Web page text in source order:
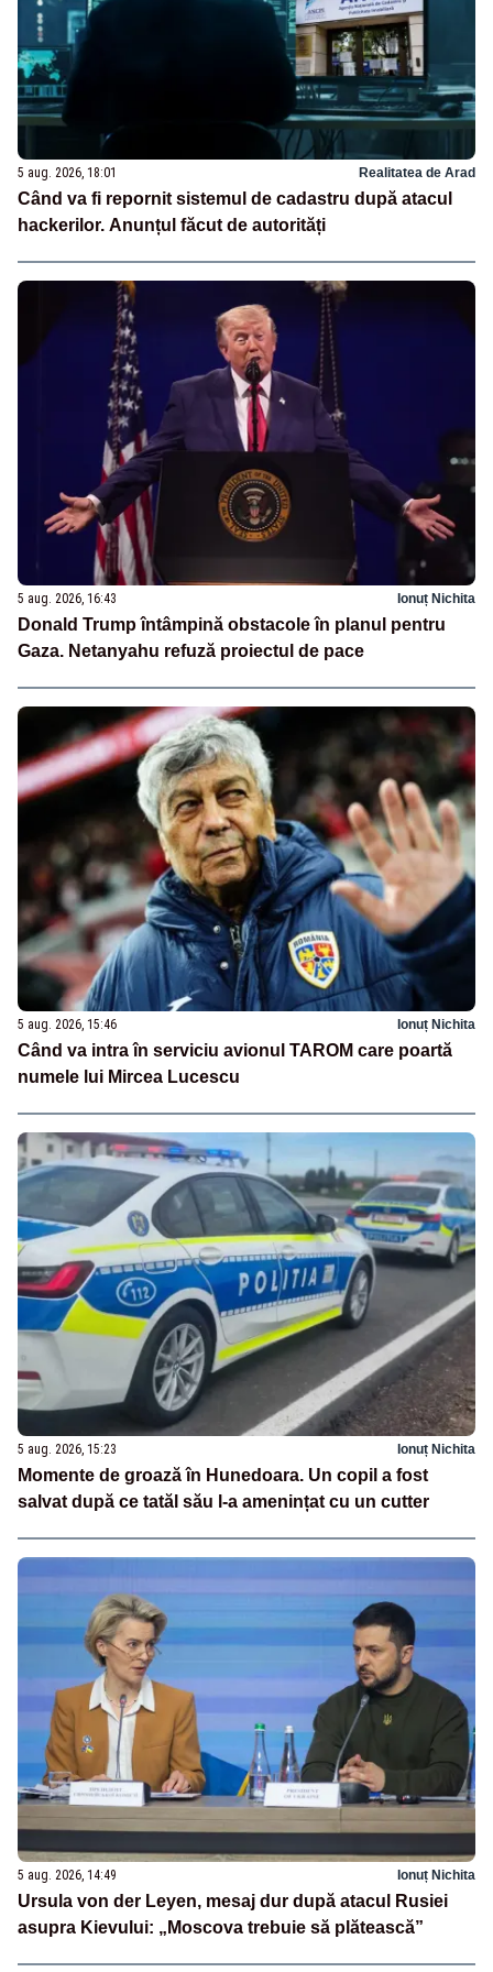
5 aug. 2026, 18:01 Realitatea de Arad
Când va fi repornit sistemul de cadastru după atacul
hackerilor. Anunțul făcut de autorități
5 aug. 2026, 16:43 Ionuț Nichita
Donald Trump întâmpină obstacole în planul pentru
Gaza. Netanyahu refuză proiectul de pace
5 aug. 2026, 15:46 Ionuț Nichita
Când va intra în serviciu avionul TAROM care poartă
numele lui Mircea Lucescu
5 aug. 2026, 15:23 Ionuț Nichita
Momente de groază în Hunedoara. Un copil a fost
salvat după ce tatăl său l-a amenințat cu un cutter
5 aug. 2026, 14:49 Ionuț Nichita
Ursula von der Leyen, mesaj dur după atacul Rusiei
asupra Kievului: „Moscova trebuie să plătească”